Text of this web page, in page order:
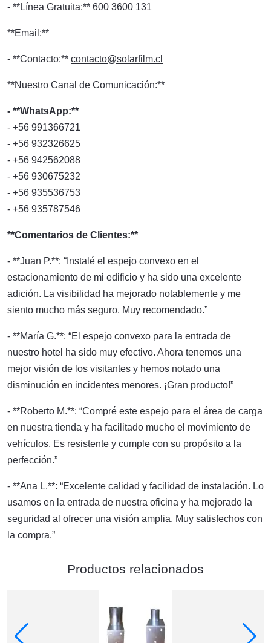
- **Línea Gratuita:** 600 3600 131
**Email:**
- **Contacto:** contacto@solarfilm.cl
**Nuestro Canal de Comunicación:**
- **WhatsApp:**
- +56 991366721
- +56 932326625
- +56 942562088
- +56 930675232
- +56 935536753
- +56 935787546
**Comentarios de Clientes:**
- **Juan P.**: “Instalé el espejo convexo en el
estacionamiento de mi edificio y ha sido una excelente
adición. La visibilidad ha mejorado notablemente y me
siento mucho más seguro. Muy recomendado.”
- **María G.**: “El espejo convexo para la entrada de
nuestro hotel ha sido muy efectivo. Ahora tenemos una
mejor visión de los visitantes y hemos notado una
disminución en incidentes menores. ¡Gran producto!”
- **Roberto M.**: “Compré este espejo para el área de carga
en nuestra tienda y ha facilitado mucho el movimiento de
vehículos. Es resistente y cumple con su propósito a la
perfección.”
- **Ana L.**: “Excelente calidad y facilidad de instalación. Lo
usamos en la entrada de nuestra oficina y ha mejorado la
seguridad al ofrecer una visión amplia. Muy satisfechos con
la compra.”
Productos relacionados